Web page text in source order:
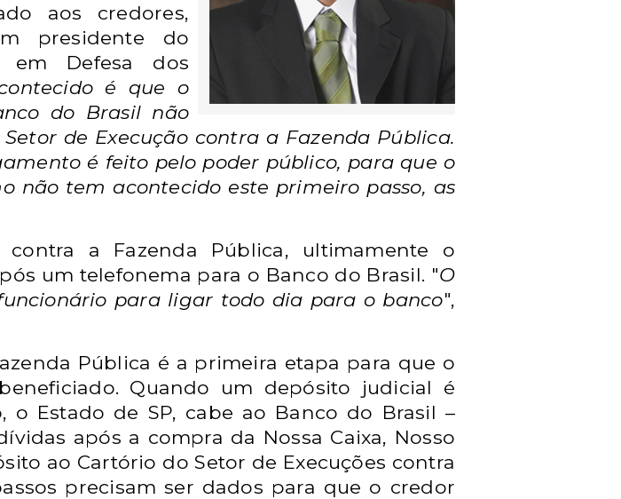
aos credores,
presidente do
em Defesa dos
é que o
do Brasil não
de Execução contra a Fazenda Pública.
é feito pelo poder público, para que o
não tem acontecido este primeiro passo, as
a Fazenda Pública, ultimamente o
um telefonema para o Banco do Brasil. "O
para ligar todo dia para o banco",
Pública é a primeira etapa para que o
Quando um depósito judicial é
o Estado de SP, cabe ao Banco do Brasil –
após a compra da Nossa Caixa, Nosso
ao Cartório do Setor de Execuções contra
precisam ser dados para que o credor